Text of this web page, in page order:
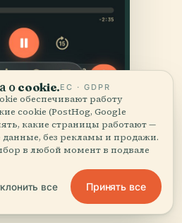
о cookie.ЕС · GDPR
обеспечивают работу
cookie (PostHog, Google
какие страницы работают —
данные, без рекламы и продажи.
в любой момент в подвале
все Принять все